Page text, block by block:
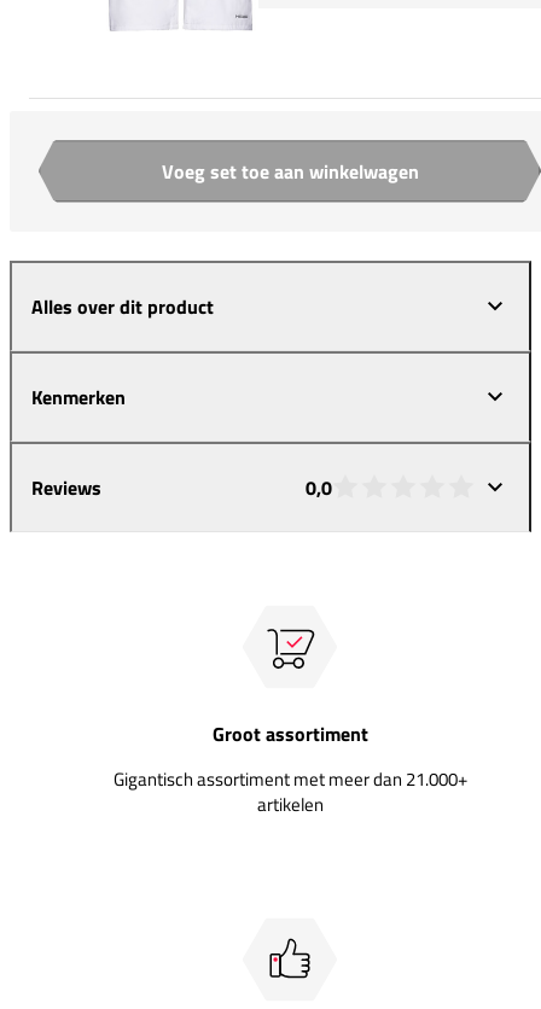
Aantal Voeg set toe aan winkelwagen
Alles over dit product
Kenmerken
Reviews 0,0
Groot assortiment
Gigantisch assortiment met meer dan 21.000+
artikelen